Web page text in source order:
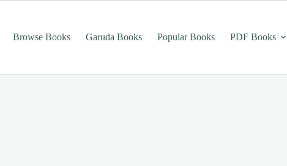
Browse Books Garuda Books Popular Books PDF Books